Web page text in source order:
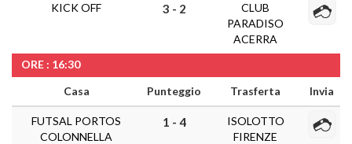
KICK OFF 3 - 2
CLUB
PARADISO
ACERRA
ORE : 16:30
Casa
Punteggio Trasferta Invia
FUTSAL PORTOS
COLONNELLA
1 - 4
ISOLOTTO
FIRENZE